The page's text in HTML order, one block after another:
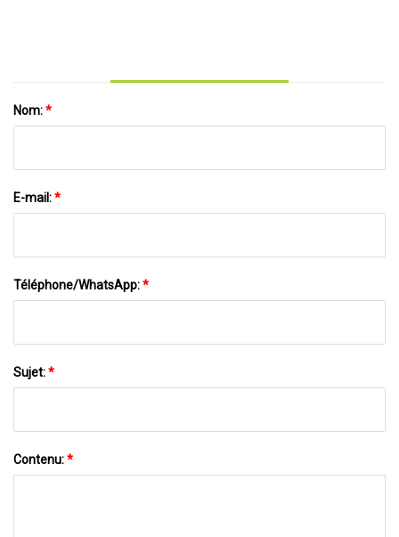
Nom:*
E-mail:*
Téléphone/WhatsApp:*
Sujet:*
Contenu:*